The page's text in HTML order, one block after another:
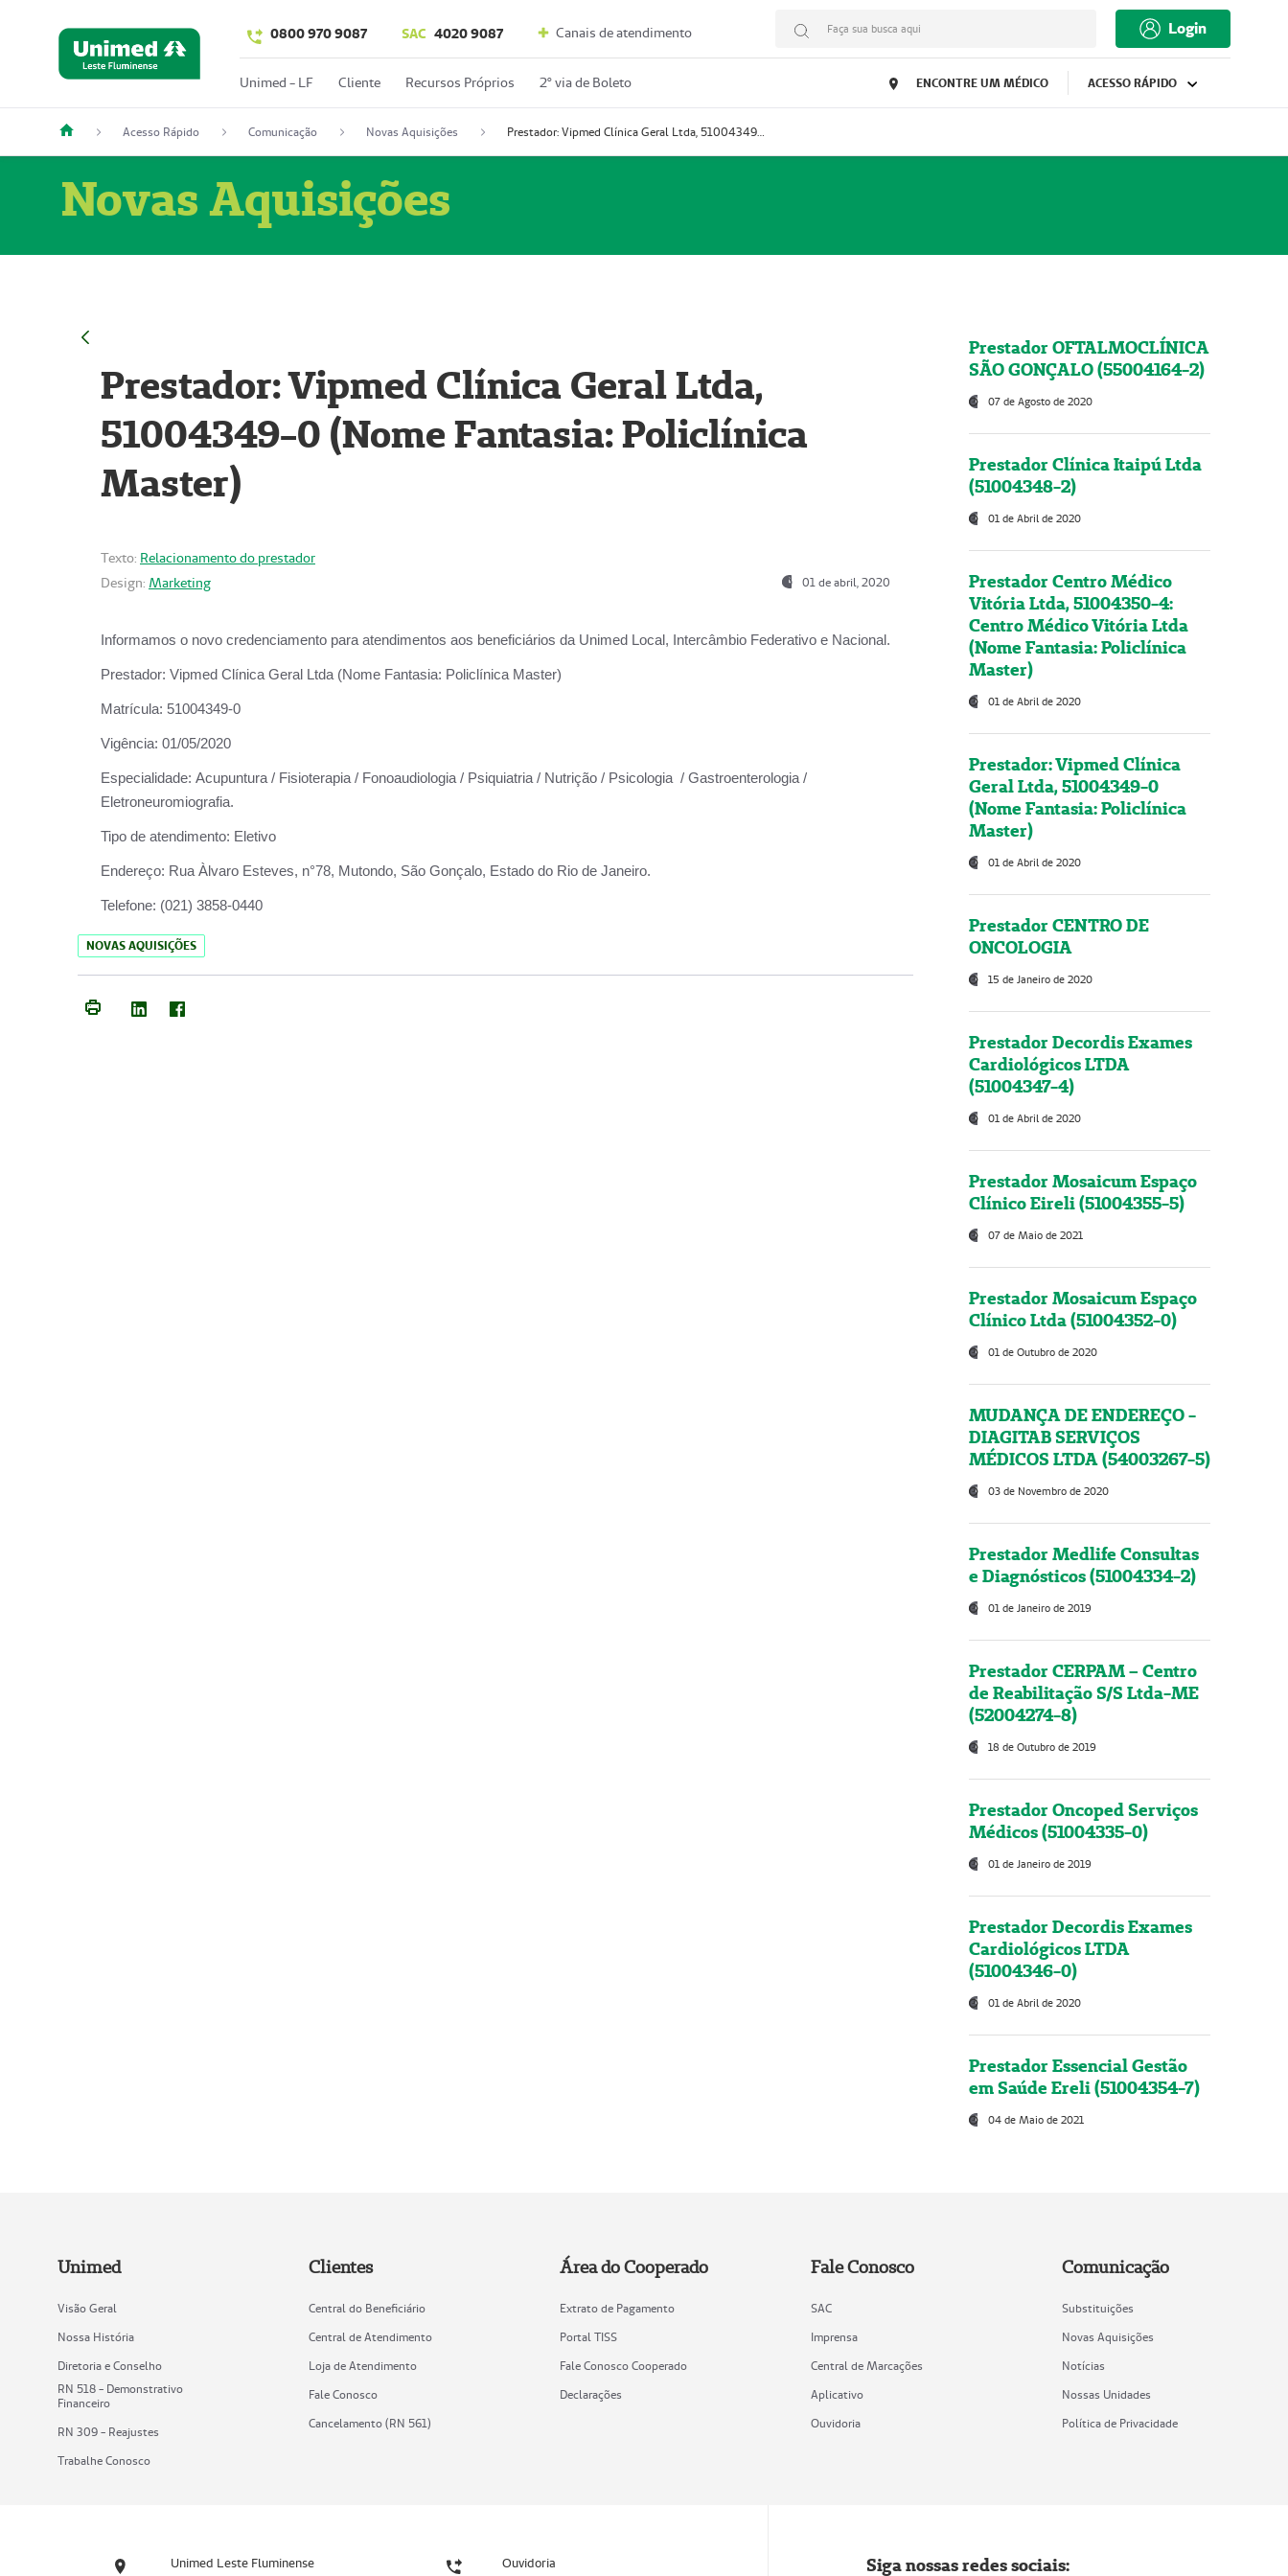
0800 970 9087 SAC 4020 9087 Canais de atendimento Faça sua busca aqui Login
Unimed - LF Cliente Recursos Próprios 2º via de Boleto ENCONTRE UM MÉDICO ACESSO RÁPIDO
Acesso Rápido Comunicação Novas Aquisições Prestador: Vipmed Clínica Geral Ltda, 51004349-0 (Nome Fantasia: Policlínica Master)
Novas Aquisições
Prestador: Vipmed Clínica Geral Ltda,
51004349-0 (Nome Fantasia: Policlínica
Master)
Texto: Relacionamento do prestador
Design: Marketing 01 de abril, 2020
Informamos o novo credenciamento para atendimentos aos beneficiários da Unimed Local, Intercâmbio Federativo e Nacional.
Prestador: Vipmed Clínica Geral Ltda (Nome Fantasia: Policlínica Master)
Matrícula: 51004349-0
Vigência: 01/05/2020
Especialidade: Acupuntura / Fisioterapia / Fonoaudiologia / Psiquiatria / Nutrição / Psicologia / Gastroenterologia /
Eletroneuromiografia.
Tipo de atendimento: Eletivo
Endereço: Rua Àlvaro Esteves, n°78, Mutondo, São Gonçalo, Estado do Rio de Janeiro.
Telefone: (021) 3858-0440
NOVAS AQUISIÇÕES
Prestador OFTALMOCLÍNICA
SÃO GONÇALO (55004164-2)
07 de Agosto de 2020
Prestador Clínica Itaipú Ltda
(51004348-2)
01 de Abril de 2020
Prestador Centro Médico
Vitória Ltda, 51004350-4:
Centro Médico Vitória Ltda
(Nome Fantasia: Policlínica
Master)
01 de Abril de 2020
Prestador: Vipmed Clínica
Geral Ltda, 51004349-0
(Nome Fantasia: Policlínica
Master)
01 de Abril de 2020
Prestador CENTRO DE
ONCOLOGIA
15 de Janeiro de 2020
Prestador Decordis Exames
Cardiológicos LTDA
(51004347-4)
01 de Abril de 2020
Prestador Mosaicum Espaço
Clínico Eireli (51004355-5)
07 de Maio de 2021
Prestador Mosaicum Espaço
Clínico Ltda (51004352-0)
01 de Outubro de 2020
MUDANÇA DE ENDEREÇO -
DIAGITAB SERVIÇOS
MÉDICOS LTDA (54003267-5)
03 de Novembro de 2020
Prestador Medlife Consultas
e Diagnósticos (51004334-2)
01 de Janeiro de 2019
Prestador CERPAM – Centro
de Reabilitação S/S Ltda-ME
(52004274-8)
18 de Outubro de 2019
Prestador Oncoped Serviços
Médicos (51004335-0)
01 de Janeiro de 2019
Prestador Decordis Exames
Cardiológicos LTDA
(51004346-0)
01 de Abril de 2020
Prestador Essencial Gestão
em Saúde Ereli (51004354-7)
04 de Maio de 2021
Unimed
Visão Geral
Nossa História
Diretoria e Conselho
RN 518 - Demonstrativo
Financeiro
RN 309 - Reajustes
Trabalhe Conosco
Clientes
Central do Beneficiário
Central de Atendimento
Loja de Atendimento
Fale Conosco
Cancelamento (RN 561)
Área do Cooperado
Extrato de Pagamento
Portal TISS
Fale Conosco Cooperado
Declarações
Fale Conosco
SAC
Imprensa
Central de Marcações
Aplicativo
Ouvidoria
Comunicação
Substituições
Novas Aquisições
Notícias
Nossas Unidades
Política de Privacidade
Unimed Leste Fluminense Ouvidoria Siga nossas redes sociais: